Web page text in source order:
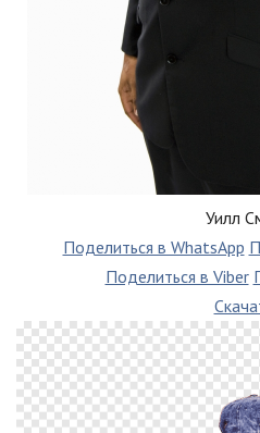
Уилл
Поделиться в WhatsApp
Поделиться в Viber